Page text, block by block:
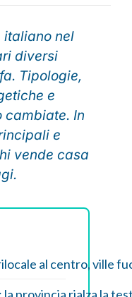
italiano nel
diversi
Tipologie,
e
cambiate. In
e
vende casa
al centro, ville